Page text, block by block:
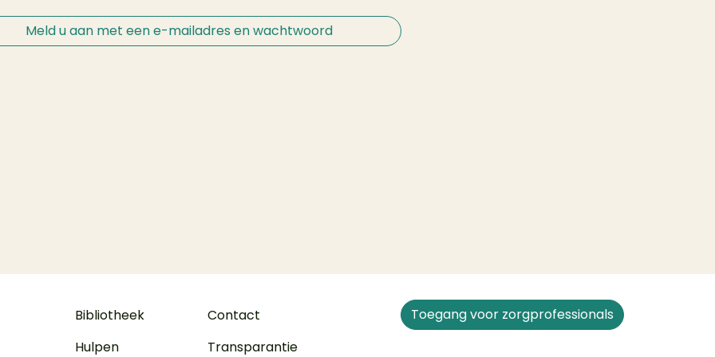
Meld u aan met een e-mailadres en wachtwoord
Bibliotheek
Contact
Hulpen Transparantie
Toegang voor zorgprofessionals